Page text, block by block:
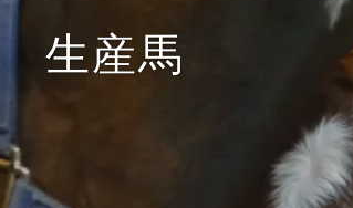
生産馬